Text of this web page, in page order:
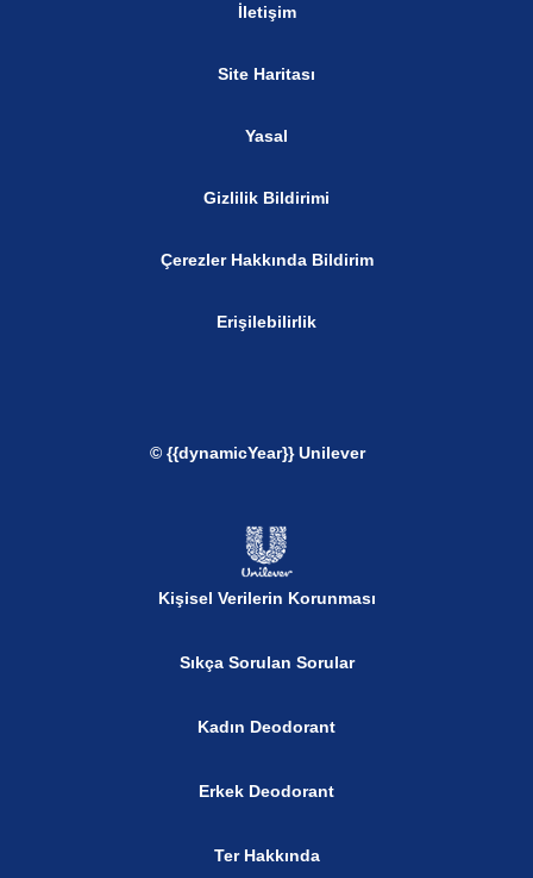
İletişim
Site Haritası
Yasal
Gizlilik Bildirimi
Çerezler Hakkında Bildirim
Erişilebilirlik
Kişisel Verilerin Korunması
Sıkça Sorulan Sorular
Kadın Deodorant
Erkek Deodorant
Ter Hakkında
© {{dynamicYear}} Unilever